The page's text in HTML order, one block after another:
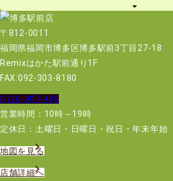
〒812-0011
福岡県福岡市博多区博多駅前3丁目27-18
Remixはかた駅前通り1F
FAX:092-303-8180
0120-907-486
営業時間：10時～19時
定休日：土曜日・日曜日・祝日・年末年始
地図を見る
店舗詳細へ